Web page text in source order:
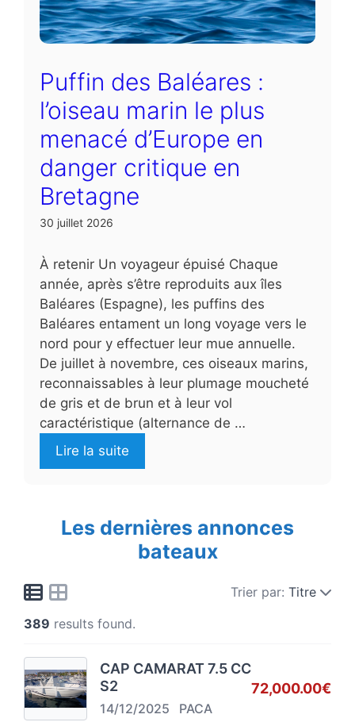
Puffin des Baléares :
l’oiseau marin le plus
menacé d’Europe en
danger critique en
Bretagne
30 juillet 2026
À retenir Un voyageur épuisé Chaque
année, après s’être reproduits aux îles
Baléares (Espagne), les puffins des
Baléares entament un long voyage vers le
nord pour y effectuer leur mue annuelle.
De juillet à novembre, ces oiseaux marins,
reconnaissables à leur plumage moucheté
de gris et de brun et à leur vol
caractéristique (alternance de …
Lire la suite
Les dernières annonces
bateaux
Trier par: Titre
389 results found.
CAP CAMARAT 7.5 CC
S2
14/12/2025 PACA
72,000.00€